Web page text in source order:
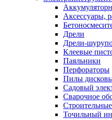
Аксессуары,
Дрели
Дрели-
Клеевые
Паяльники
Перфораторы
Пилы
Садовый
Сварочное
Точильный